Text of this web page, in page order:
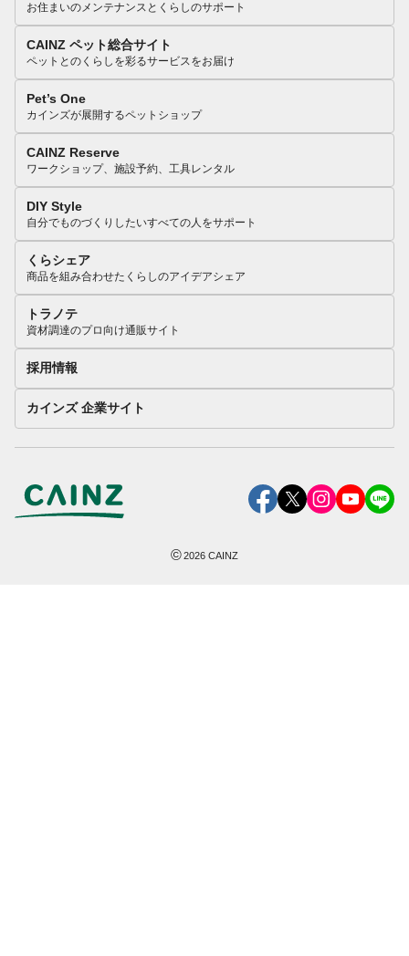
お住まいのメンテナンスとくらしのサポート
CAINZ ペット総合サイト
ペットとのくらしを彩るサービスをお届け
Pet’s One
カインズが展開するペットショップ
CAINZ Reserve
ワークショップ、施設予約、工具レンタル
DIY Style
自分でものづくりしたいすべての人をサポート
くらシェア
商品を組み合わせたくらしのアイデアシェア
トラノテ
資材調達のプロ向け通販サイト
採用情報
カインズ 企業サイト
©2026 CAINZ